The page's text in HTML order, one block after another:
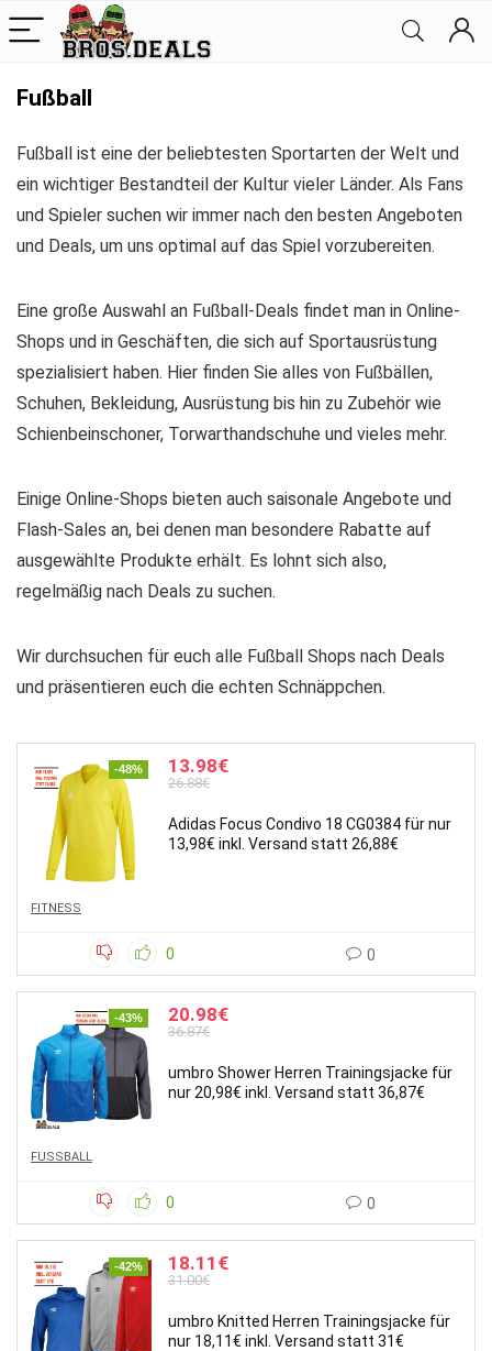
Fußball
Fußball ist eine der beliebtesten Sportarten der Welt und
ein wichtiger Bestandteil der Kultur vieler Länder. Als Fans
und Spieler suchen wir immer nach den besten Angeboten
und Deals, um uns optimal auf das Spiel vorzubereiten.
Eine große Auswahl an Fußball-Deals findet man in Online-
Shops und in Geschäften, die sich auf Sportausrüstung
spezialisiert haben. Hier finden Sie alles von Fußbällen,
Schuhen, Bekleidung, Ausrüstung bis hin zu Zubehör wie
Schienbeinschoner, Torwarthandschuhe und vieles mehr.
Einige Online-Shops bieten auch saisonale Angebote und
Flash-Sales an, bei denen man besondere Rabatte auf
ausgewählte Produkte erhält. Es lohnt sich also,
regelmäßig nach Deals zu suchen.
Wir durchsuchen für euch alle Fußball Shops nach Deals
und präsentieren euch die echten Schnäppchen.
-48% 13.98€
26.88€
Adidas Focus Condivo 18 CG0384 für nur
13,98€ inkl. Versand statt 26,88€
FITNESS
0 0
-43% 20.98€
36.87€
umbro Shower Herren Trainingsjacke für
nur 20,98€ inkl. Versand statt 36,87€
FUSSBALL
0 0
-42% 18.11€
31.00€
umbro Knitted Herren Trainingsjacke für
nur 18,11€ inkl. Versand statt 31€